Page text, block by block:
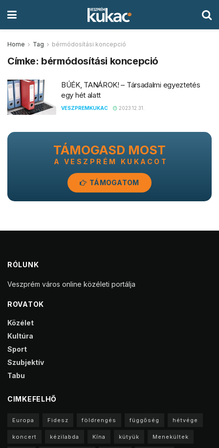
Home Tag bérmódosítási koncepció
Címke: bérmódosítási koncepció
BÚÉK, TANÁROK! – Társadalmi egyeztetés
egy hét alatt
VESZPREMKUKAC 2023.12.31.
TÁMOGASD MOST
A VESZPRÉM KUKACOT
TÁMOGATOM
RÓLUNK
Veszprém város online közéleti portálja
ROVATOK
Közélet
Kultúra
Sport
Szubjektív
Tabu
CIMKEFELHŐ
Europa Fidesz földrengés függőség hétvége
koncert kézilabda Kína kütyük Menekültek